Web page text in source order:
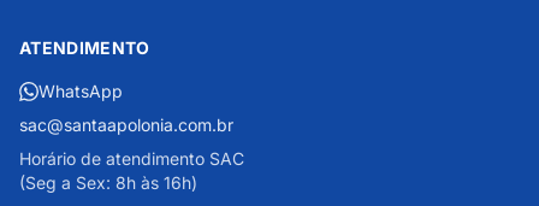
ATENDIMENTO
WhatsApp
sac@santaapolonia.com.br
Horário de atendimento SAC
(Seg a Sex: 8h às 16h)